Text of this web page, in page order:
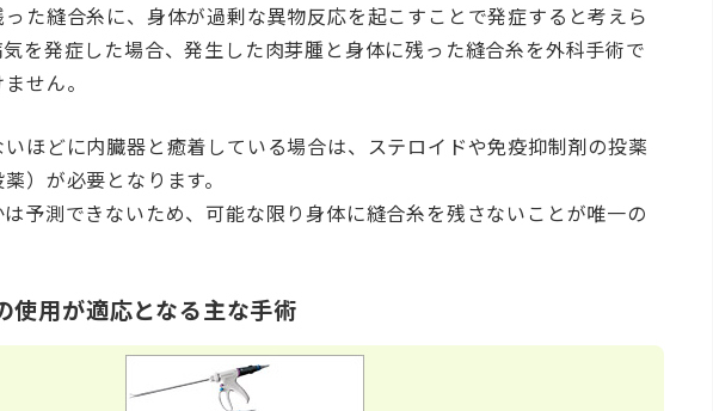
た縫合糸に、身体が過剰な異物反応を起こすことで発症すると考えら
を発症した場合、発生した肉芽腫と身体に残った縫合糸を外科手術で
せん。
ほどに内臓器と癒着している場合は、ステロイドや免疫抑制剤の投薬
）が必要となります。
予測できないため、可能な限り身体に縫合糸を残さないことが唯一の
使用が適応となる主な手術